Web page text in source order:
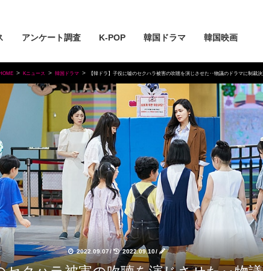
アンケート調査 K-POP 韓国ドラマ 韓国映画
Kニュース 韓国ドラマ 【韓ドラ】子役に嘘のセクハラ被害の吹聴を演じさせた‥物議のドラマに制裁決
2022.09.07/ 2022.09.10/